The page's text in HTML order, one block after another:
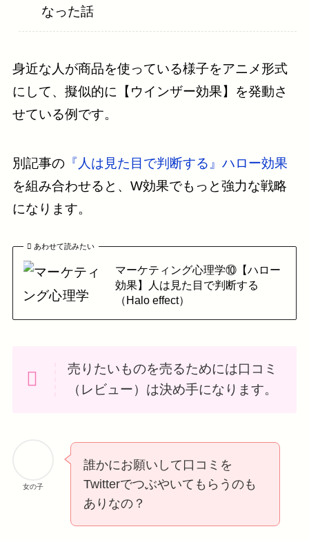
なった話
身近な人が商品を使っている様子をアニメ形式
にして、擬似的に【ウインザー効果】を発動さ
せている例です。
別記事の『人は見た目で判断する』ハロー効果
を組み合わせると、W効果でもっと強力な戦略
になります。
あわせて読みたい
マーケティング心理学⑩【ハロー
効果】人は見た目で判断する
（Halo effect）
売りたいものを売るためには口コミ
（レビュー）は決め手になります。
女の子
誰かにお願いして口コミを
Twitterでつぶやいてもらうのも
ありなの？